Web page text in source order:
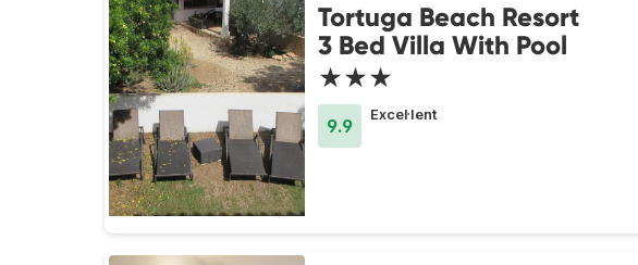
Tortuga Beach Resort
3 Bed Villa With Pool
★★★
9.9
Excel·lent